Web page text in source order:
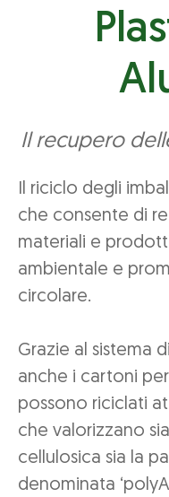
Il recupero
Il riciclo degli
che consente di
materiali e
ambientale e
circolare.
Grazie al sistema
anche i cartoni
possono riciclati
che valorizzano
cellulosica sia la
denominata